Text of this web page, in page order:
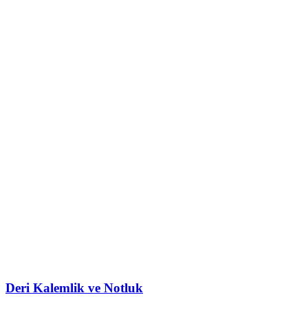
Deri Kalemlik ve Notluk